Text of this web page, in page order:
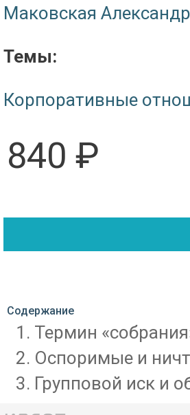
Маковская
Темы:
Корпоративные
840 ₽
Содержание
Термин
Оспоримые и
Групповой иск и